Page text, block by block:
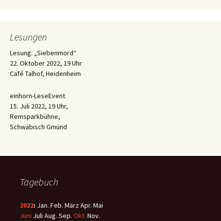
Lesungen
Lesung: „Siebenmord“
22. Oktober 2022, 19 Uhr
Café Talhof, Heidenheim
einhorn-LeseEvent
15. Juli 2022, 19 Uhr,
Remsparkbühne,
Schwäbisch Gmünd
Tagebuch
2022: Jan. Feb. MärzApr. Mai
Juni Juli Aug. Sep. Okt. Nov.